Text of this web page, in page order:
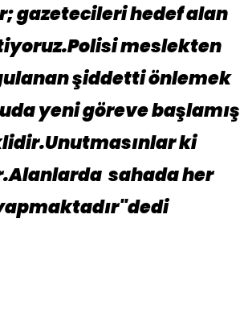
gazetecileri hedef alan
meslekten
şiddetti önlemek
yeni göreve başlamış
ki
sahada her